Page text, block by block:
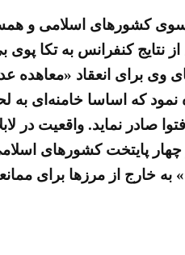
کشورهای اسلامی و
کنفرانس به تکا پوی
برای انعقاد «معاهده
نمود که اساسا خامنه‌ای
صادر نماید. واقعیت در
پایتخت کشورهای
خارج از مرزها برای